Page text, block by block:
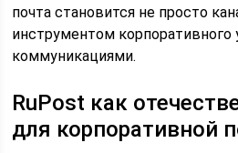
почта становится не просто
инструментом корпоративного
коммуникациями.
RuPost как
для корпоративной